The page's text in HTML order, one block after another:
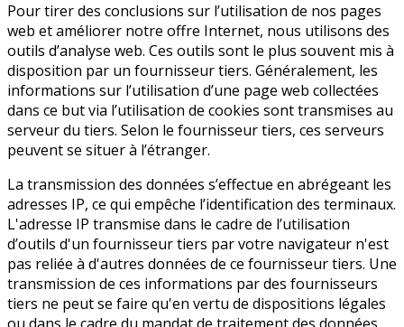
Pour tirer des conclusions sur l’utilisation de nos pages
web et améliorer notre offre Internet, nous utilisons des
outils d’analyse web. Ces outils sont le plus souvent mis à
disposition par un fournisseur tiers. Généralement, les
informations sur l’utilisation d’une page web collectées
dans ce but via l’utilisation de cookies sont transmises au
serveur du tiers. Selon le fournisseur tiers, ces serveurs
peuvent se situer à l’étranger.
La transmission des données s’effectue en abrégeant les
adresses IP, ce qui empêche l’identification des terminaux.
L'adresse IP transmise dans le cadre de l’utilisation
d’outils d'un fournisseur tiers par votre navigateur n'est
pas reliée à d'autres données de ce fournisseur tiers. Une
transmission de ces informations par des fournisseurs
tiers ne peut se faire qu'en vertu de dispositions légales